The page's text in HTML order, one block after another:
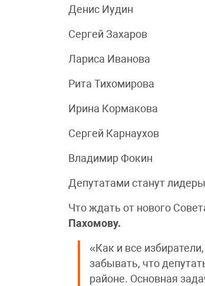
Денис Иудин
Сергей Захаров
Лариса Иванова
Рита Тихомирова
Ирина Кормакова
Сергей Карнаухов
Владимир Фокин
Депутатами станут
Что ждать от нового
Пахомову.
«Как и все
забывать, что
районе. Основная